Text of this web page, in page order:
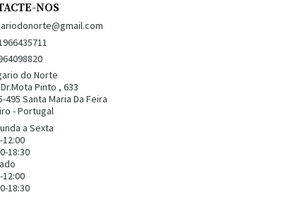
NOS
do Norte
Pinto , 633
495 Santa Maria Da Feira
- Portugal
a Sexta
12:00
18:30
12:00
18:30